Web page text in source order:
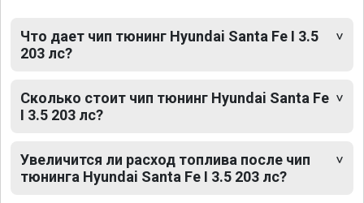
Что дает чип тюнинг Hyundai Santa Fe I 3.5
203 лс?
Сколько стоит чип тюнинг Hyundai Santa Fe
I 3.5 203 лс?
Увеличится ли расход топлива после чип
тюнинга Hyundai Santa Fe I 3.5 203 лс?